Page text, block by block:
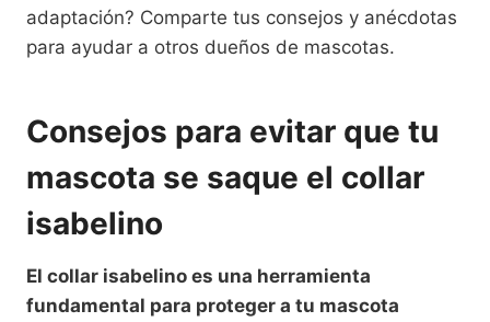
adaptación? Comparte tus consejos y anécdotas
para ayudar a otros dueños de mascotas.
Consejos para evitar que tu
mascota se saque el collar
isabelino
El collar isabelino es una herramienta
fundamental para proteger a tu mascota